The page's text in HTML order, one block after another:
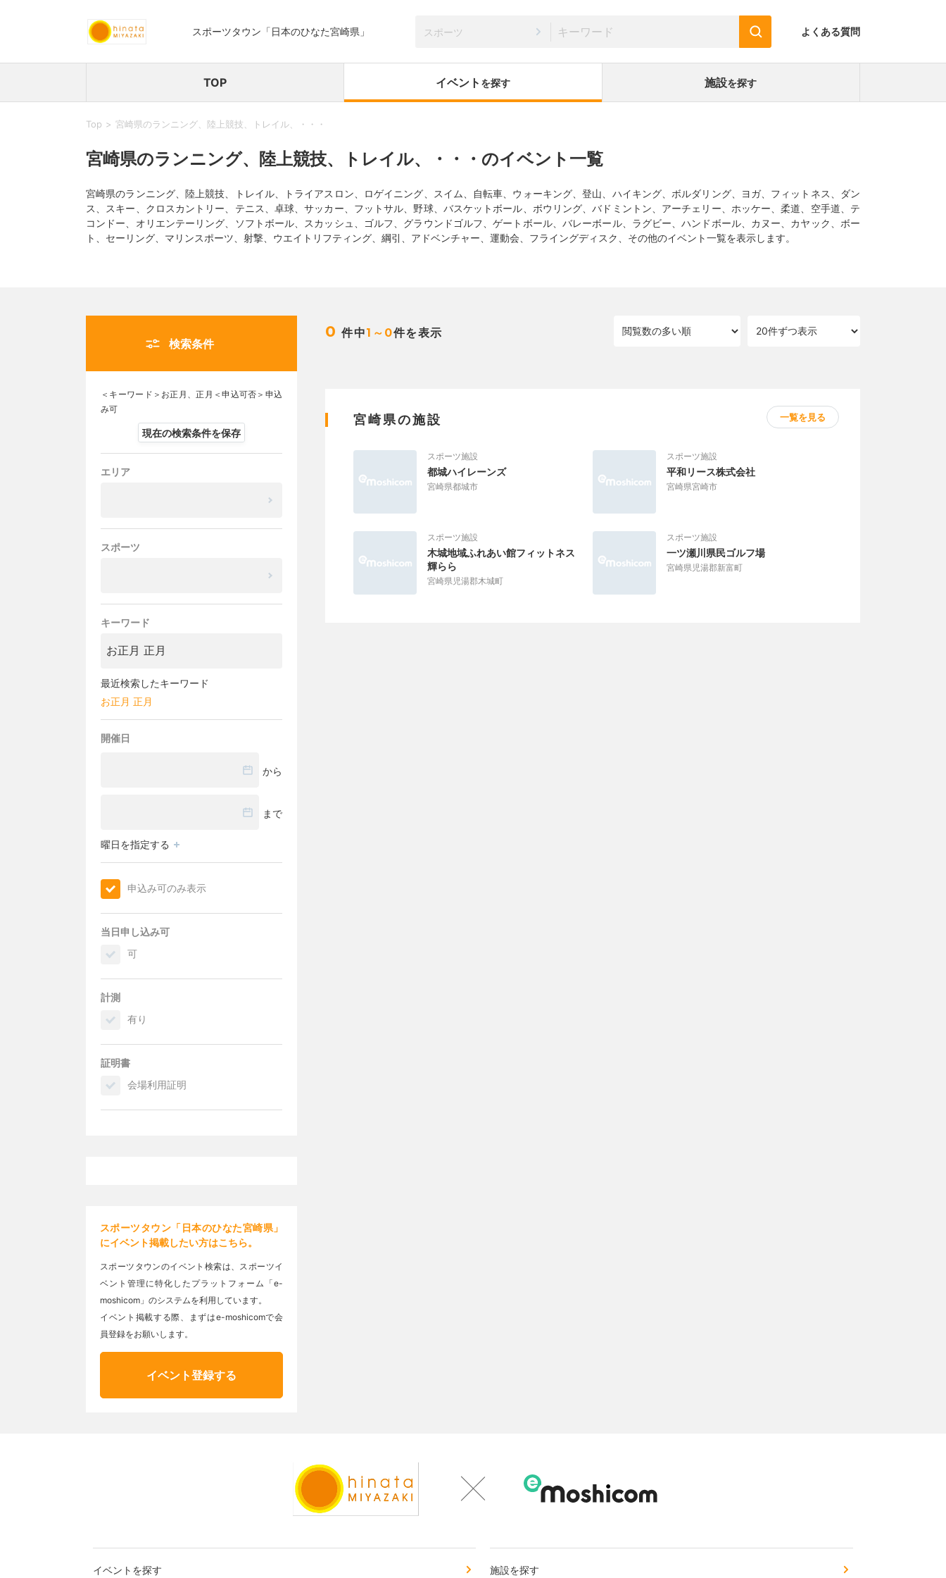
スポーツタウン「日本のひなた宮崎県」 よくある質問
スポーツ
TOP イベント を探す 施設を探す
Top 宮崎県のランニング、陸上競技、トレイル、・・・
宮崎県のランニング、陸上競技、トレイル、・・・のイベント一覧
宮崎県のランニング、陸上競技、トレイル、トライアスロン、ロゲイニング、スイム、自転車、ウォーキング、登山、ハイキング、ボルダリング、ヨガ、フィットネス、ダン
ス、スキー、クロスカントリー、テニス、卓球、サッカー、フットサル、野球、バスケットボール、ボウリング、バドミントン、アーチェリー、ホッケー、柔道、空手道、テ
コンドー、オリエンテーリング、ソフトボール、スカッシュ、ゴルフ、グラウンドゴルフ、ゲートボール、バレーボール、ラグビー、ハンドボール、カヌー、カヤック、ボー
ト、セーリング、マリンスポーツ、射撃、ウエイトリフティング、綱引、アドベンチャー、運動会、フライングディスク、その他のイベント一覧を表示します。
0 件中1～0件を表示
宮崎県の施設 一覧を見る
スポーツ施設
都城ハイレーンズ
宮崎県都城市
スポーツ施設
平和リース株式会社
宮崎県宮崎市
スポーツ施設
木城地域ふれあい館フィットネス
輝らら
宮崎県児湯郡木城町
スポーツ施設
一ツ瀬川県民ゴルフ場
宮崎県児湯郡新富町
検索条件
＜キーワード＞お正月、正月＜申込可否＞申込
み可
現在の検索条件を保存
エリア
スポーツ
キーワード
最近検索したキーワード
お正月 正月
開催日
から
まで
曜日を指定する
申込み可のみ表示
当日申し込み可
可
計測
有り
証明書
会場利用証明
スポーツタウン「日本のひなた宮崎県」
にイベント掲載したい方はこちら。
スポーツタウンのイベント検索は、スポーツイ
ベント管理に特化したプラットフォーム「e-
moshicom」のシステムを利用しています。
イベント掲載する際、まずはe-moshicomで会
員登録をお願いします。
イベント登録する
イベントを探す 施設を探す